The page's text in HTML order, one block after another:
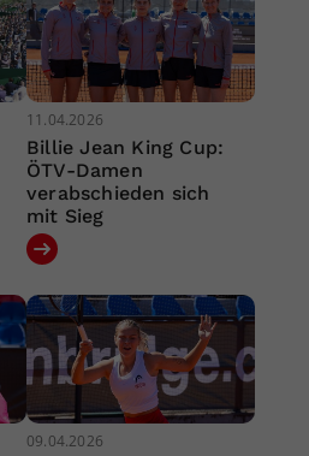
11.04.2026
Billie Jean King Cup:
ÖTV-Damen
verabschieden sich
mit Sieg
09.04.2026